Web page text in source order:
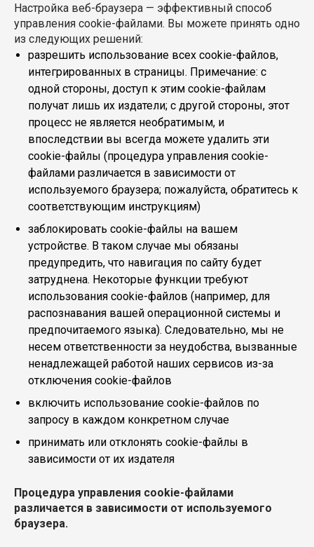
Настройка веб-браузера — эффективный способ
управления cookie-файлами. Вы можете принять одно
из следующих решений:
разрешить использование всех cookie-файлов,
интегрированных в страницы. Примечание: с
одной стороны, доступ к этим cookie-файлам
получат лишь их издатели; с другой стороны, этот
процесс не является необратимым, и
впоследствии вы всегда можете удалить эти
cookie-файлы (процедура управления cookie-
файлами различается в зависимости от
используемого браузера; пожалуйста, обратитесь к
соответствующим инструкциям)
заблокировать cookie-файлы на вашем
устройстве. В таком случае мы обязаны
предупредить, что навигация по сайту будет
затруднена. Некоторые функции требуют
использования cookie-файлов (например, для
распознавания вашей операционной системы и
предпочитаемого языка). Следовательно, мы не
несем ответственности за неудобства, вызванные
ненадлежащей работой наших сервисов из-за
отключения cookie-файлов
включить использование cookie-файлов по
запросу в каждом конкретном случае
принимать или отклонять cookie-файлы в
зависимости от их издателя
Процедура управления cookie-файлами
различается в зависимости от используемого
браузера.